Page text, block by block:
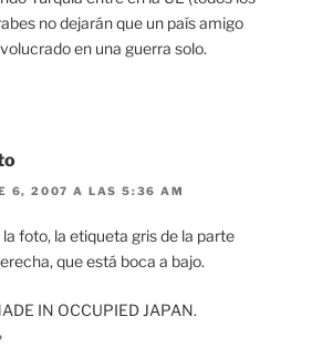
no dejarán que un país amigo
en una guerra solo.
6, 2007 A LAS 5:36 AM
la foto, la etiqueta gris de la parte
que está boca a bajo.
IN OCCUPIED JAPAN.